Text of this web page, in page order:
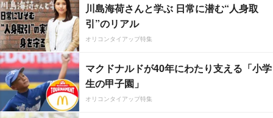
川島海荷さんと学ぶ 日常に潜む“人身取
引”のリアル
オリコンタイアップ特集
マクドナルドが40年にわたり支える「小学
生の甲子園」
オリコンタイアップ特集